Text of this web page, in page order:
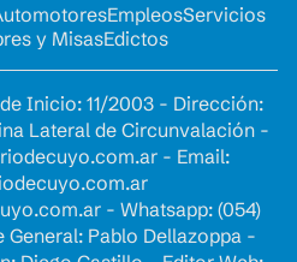
EmpleosServicios
y MisasEdictos
Inicio: 11/2003 - Dirección:
Lateral de Circunvalación -
- Email:
- Whatsapp: (054)
Pablo Dellazoppa -